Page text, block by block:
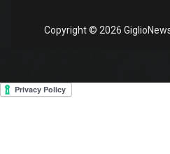
Copyright © 2026